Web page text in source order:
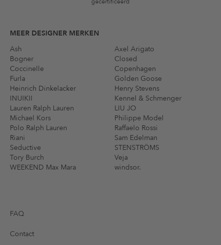
MEER DESIGNER MERKEN
Ash
Axel Arigato
Bogner
Closed
Coccinelle
Copenhagen
Furla
Golden Goose
Heinrich Dinkelacker
Henry Stevens
INUIKII
Kennel & Schmenger
Lauren Ralph Lauren
LIU JO
Michael Kors
Philippe Model
Polo Ralph Lauren
Raffaelo Rossi
Riani
Sam Edelman
Seductive
STENSTRÖMS
Tory Burch
Veja
WEEKEND Max Mara
windsor.
FAQ
Contact